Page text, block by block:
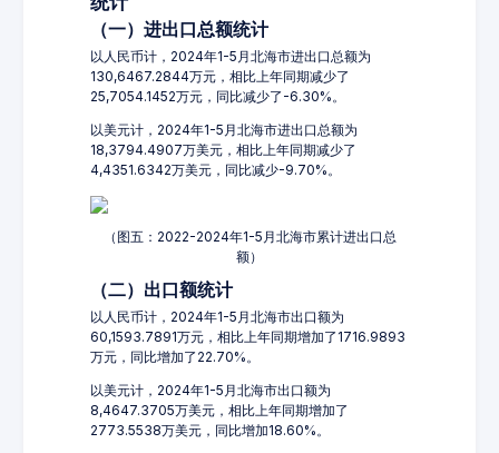
（一）进出口总额统计
以人民币计，2024年1-5月北海市进出口总额为
130,6467.2844万元，相比上年同期减少了
25,7054.1452万元，同比减少了-6.30%。
以美元计，2024年1-5月北海市进出口总额为
18,3794.4907万美元，相比上年同期减少了
4,4351.6342万美元，同比减少-9.70%。
（图五：2022-2024年1-5月北海市累计进出口总
额）
（二）出口额统计
以人民币计，2024年1-5月北海市出口额为
60,1593.7891万元，相比上年同期增加了1716.9893
万元，同比增加了22.70%。
以美元计，2024年1-5月北海市出口额为
8,4647.3705万美元，相比上年同期增加了
2773.5538万美元，同比增加18.60%。